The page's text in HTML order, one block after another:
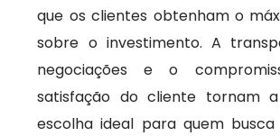
que os clientes obtenham o
sobre o investimento. A
negociações e o
satisfação do cliente tornam
escolha ideal para quem busca